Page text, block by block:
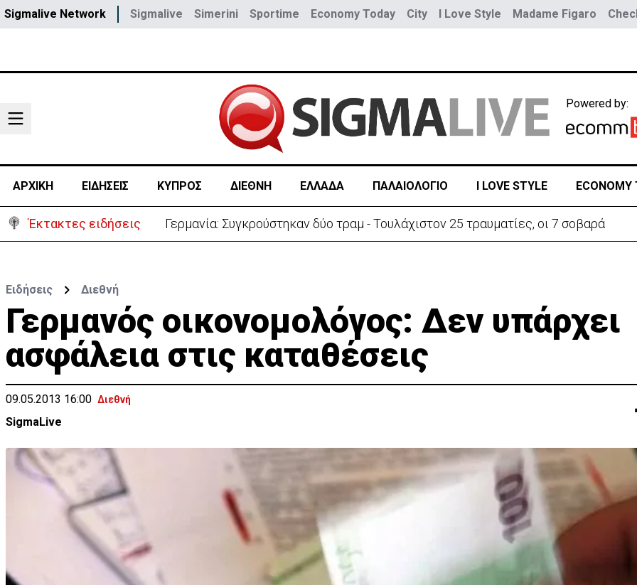
Sigmalive Network Sigmalive Simerini Sportime Economy Today City I Love Style Madame Figaro
Powered by:
ΑΡΧΙΚΗ ΕΙΔΗΣΕΙΣ ΚΥΠΡΟΣ ΔΙΕΘΝΗ ΕΛΛΑΔΑ ΠΑΛΑΙΟΛΟΓΙΟ I LOVE STYLE ECONOMY
Έκτακτες ειδήσεις Γερμανία: Συγκρούστηκαν δύο τραμ - Τουλάχιστον 25 τραυματίες, οι 7 σοβαρά
Ειδήσεις Διεθνή
Γερμανός οικονομολόγος: Δεν υπάρχει
ασφάλεια στις καταθέσεις
09.05.2013 16:00 Διεθνή
SigmaLive